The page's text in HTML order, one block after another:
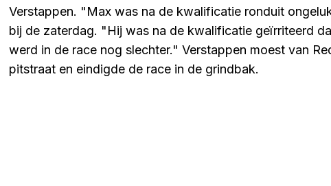
Verstappen. "Max was na de kwalificatie ronduit
bij de zaterdag. "Hij was na de kwalificatie geïrriteerd
werd in de race nog slechter." Verstappen moest van
pitstraat en eindigde de race in de grindbak.